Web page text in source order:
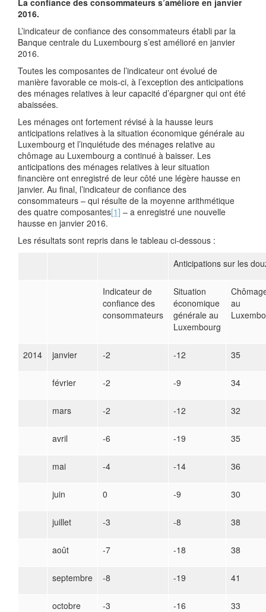
La confiance des consommateurs s’améliore en janvier
2016.
L’indicateur de confiance des consommateurs établi par la
Banque centrale du Luxembourg s’est amélioré en janvier
2016.
Toutes les composantes de l’indicateur ont évolué de
manière favorable ce mois-ci, à l’exception des anticipations
des ménages relatives à leur capacité d’épargner qui ont été
abaissées.
Les ménages ont fortement révisé à la hausse leurs
anticipations relatives à la situation économique générale au
Luxembourg et l’inquiétude des ménages relative au
chômage au Luxembourg a continué à baisser. Les
anticipations des ménages relatives à leur situation
financière ont enregistré de leur côté une légère hausse en
janvier. Au final, l’indicateur de confiance des
consommateurs – qui résulte de la moyenne arithmétique
des quatre composantes[1] – a enregistré une nouvelle
hausse en janvier 2016.
Les résultats sont repris dans le tableau ci-dessous :
Anticipations sur les
Indicateur de
confiance des
consommateurs
Situation
économique
générale au
Luxembourg
au
2014 janvier -2 -12 35
février -2 -9 34
mars -2 -12 32
avril -6 -19 35
mai -4 -14 36
juin 0 -9 30
juillet -3 -8 38
août -7 -18 38
septembre -8 -19 41
octobre -3 -16 33